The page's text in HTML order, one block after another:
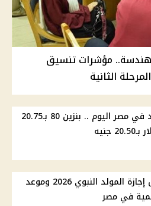
و87.9% للهندسة.. مؤشرات تنسيق
أسعار الوقود في مصر اليوم .. بنزين 80 بـ20.75
جنيه
موقف ترحيل إجازة المولد النبوي 2026 وموعد
في مصر